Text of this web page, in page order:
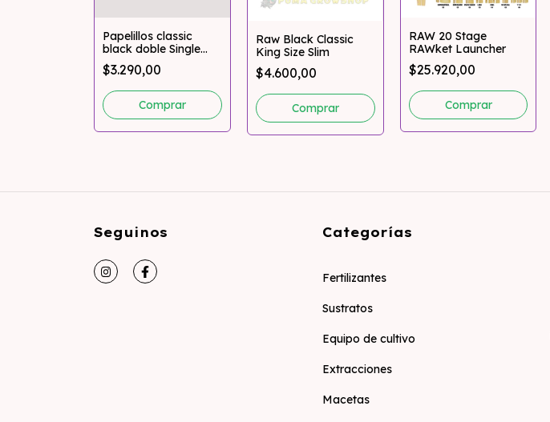
Papelillos classic
black doble Single
Wide x 100u – RAW
$3.290,00
Raw Black Classic
King Size Slim
$4.600,00
RAW 20 Stage
RAWket Launcher
$25.920,00
Seguinos Categorías
Fertilizantes
Sustratos
Equipo de cultivo
Extracciones
Macetas